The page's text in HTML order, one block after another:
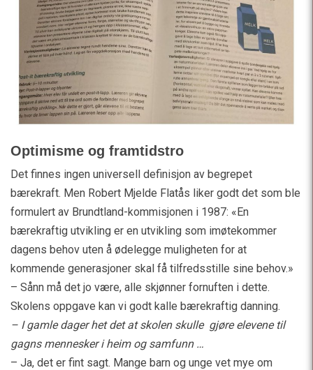
Optimisme og framtidstro
Det finnes ingen universell definisjon av begrepet
bærekraft. Men Robert Mjelde Flatås liker godt det som ble
formulert av Brundtland-kommisjonen i 1987: «En
bærekraftig utvikling er en utvikling som imøtekommer
dagens behov uten å ødelegge muligheten for at
kommende generasjoner skal få tilfredsstille sine behov.»
– Sånn må det jo være, alle skjønner fornuften i dette.
Skolens oppgave kan vi godt kalle bærekraftig danning.
– I gamle dager het det at skolen skulle gjøre elevene til
gagns mennesker i heim og samfunn …
– Ja, det er fint sagt. Mange barn og unge vet mye om